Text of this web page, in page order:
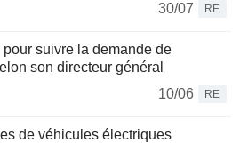
30/07
RE
suivre la demande de
son directeur général
10/06
RE
de véhicules électriques